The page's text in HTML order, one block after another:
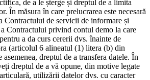
de a le șterge și dreptul de a limita
În măsura în care prelucrarea este necesară
Contractului de servicii de informare și
a Contractului privind contul demo la care
a da curs cererii dvs. înainte de
(articolul 6 alineatul (1) litera (b) din
dreptul de a transfera datele. În
dreptul de a vă opune, din motive legate
utilizării datelor dvs. cu caracter